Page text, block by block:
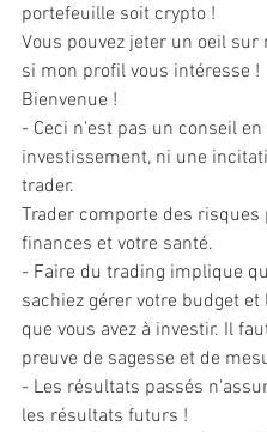
portefeuille soit crypto !
Vous pouvez jeter un oeil sur
si mon profil vous intéresse !
Bienvenue !
- Ceci n'est pas un conseil en
investissement, ni une
trader.
Trader comporte des risques
finances et votre santé.
- Faire du trading implique
sachiez gérer votre budget et
que vous avez à investir. Il
preuve de sagesse et de
- Les résultats passés
les résultats futurs !